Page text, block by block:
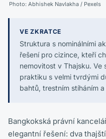
Photo: Abhishek Navlakha / Pexels
VE ZKRATCE
Struktura s nominálními
řešení pro cizince, kteří
nemovitost v Thajsku. Ve
praktiku s velmi tvrdými
bahtů, trestním stíháním
Bangkokská právní
elegantní řešení: dva